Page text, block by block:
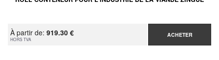
À partir de: 919.30 €
HORS TVA
ACHETER